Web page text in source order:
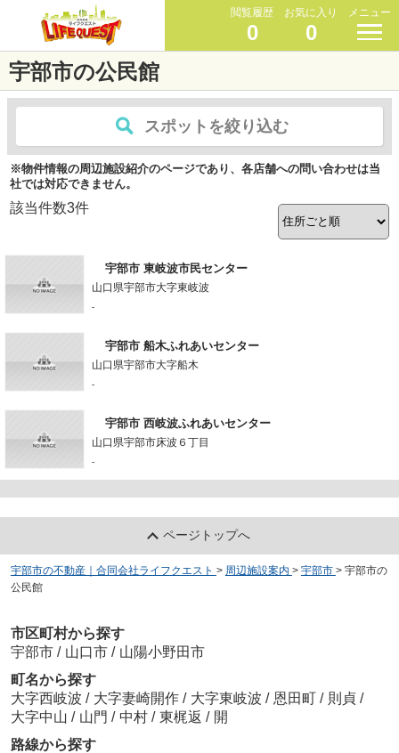
閲覧履歴
0
お気に入り
0
メニュー
宇部市の公民館
スポットを絞り込む
※物件情報の周辺施設紹介のページであり、各店舗への問い合わせは当
社では対応できません。
該当件数3件
宇部市 東岐波市民センター
山口県宇部市大字東岐波
-
宇部市 船木ふれあいセンター
山口県宇部市大字船木
-
宇部市 西岐波ふれあいセンター
山口県宇部市床波６丁目
-
ページトップへ
宇部市の不動産｜合同会社ライフクエスト > 周辺施設案内 > 宇部市 > 宇部市の
公民館
市区町村から探す
宇部市 / 山口市 / 山陽小野田市
町名から探す
大字西岐波 / 大字妻崎開作 / 大字東岐波 / 恩田町 / 則貞 /
大字中山 / 山門 / 中村 / 東梶返 / 開
路線から探す